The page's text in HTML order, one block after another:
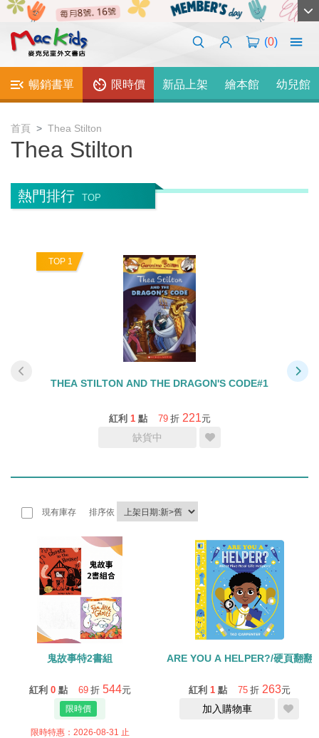
(0)
暢銷書單 限時價 新品上架 繪本館 幼兒館
首頁 Thea Stilton
Thea Stilton
熱門排行 TOP
TOP 1
THEA STILTON AND THE DRAGON'S CODE#1
紅利 1 點 79 折 221元
缺貨中
現有庫存 排序依
鬼故事特2書組
紅利 0 點 69 折 544元
限時特惠：2026-08-31 止
ARE YOU A HELPER?/硬頁翻翻
紅利 1 點 75 折 263元
加入購物車